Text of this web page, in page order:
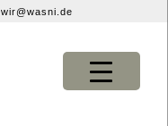
wir@wasni.de